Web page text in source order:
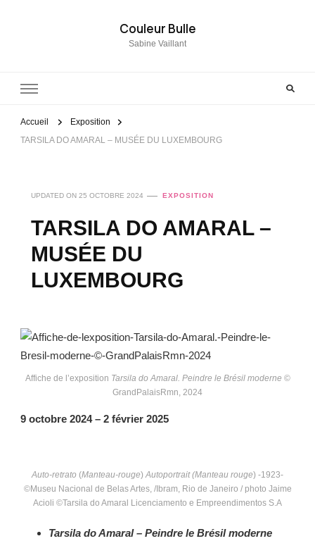
Couleur Bulle
Sabine Vaillant
Accueil
Exposition
TARSILA DO AMARAL – MUSÉE DU LUXEMBOURG
UPDATED ON 25 OCTOBRE 2024 EXPOSITION
TARSILA DO AMARAL –
MUSÉE DU
LUXEMBOURG
Affiche de l’exposition Tarsila do Amaral. Peindre le Brésil moderne ©
GrandPalaisRmn, 2024
9 octobre 2024 – 2 février 2025
Auto-retrato (Manteau-rouge) Autoportrait (Manteau rouge) -1923-
©Museu Nacional de Belas Artes, /Ibram, Rio de Janeiro / photo Jaime
Acioli ©Tarsila do Amaral Licenciamento e Empreendimentos S.A
Tarsila do Amaral – Peindre le Brésil moderne